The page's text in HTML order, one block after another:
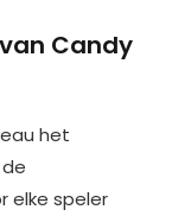
Candy
het
elke speler